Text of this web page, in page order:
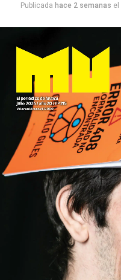
Publicada hace 2 semanas el